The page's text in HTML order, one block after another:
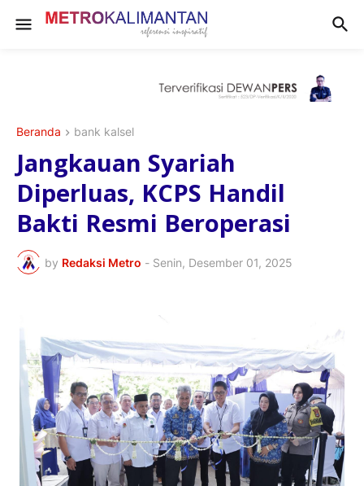
Beranda bank kalsel
Jangkauan Syariah
Diperluas, KCPS Handil
Bakti Resmi Beroperasi
by Redaksi Metro - Senin, Desember 01, 2025